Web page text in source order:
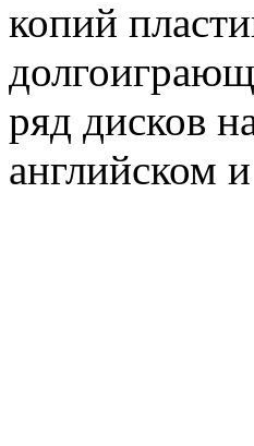
копий
ряд дисков
английском